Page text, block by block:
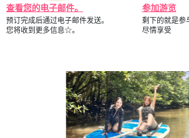
导游都是水上救生员资格。
我们有我们会缓慢
因此欢迎小孩子和游泳水平较差的人加入我们！
查看您的电子邮件。
预订完成后通过电子邮件发送。
您将收到更多信息☆。
参加游览
剩下的就是参
尽情享受